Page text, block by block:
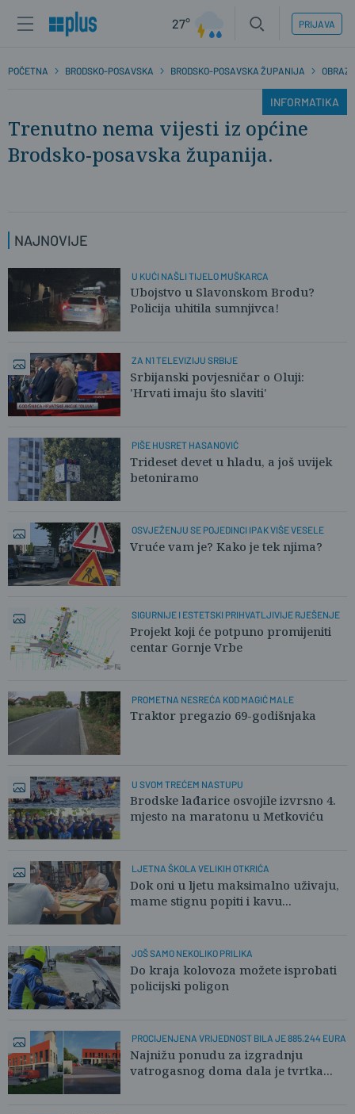
27° PRIJAVA
POČETNA BRODSKO-POSAVSKA BRODSKO-POSAVSKA ŽUPANIJA
INFORMATIKA
Trenutno nema vijesti iz općine
Brodsko-posavska županija.
NAJNOVIJE
U KUĆI NAŠLI TIJELO MUŠKARCA
Ubojstvo u Slavonskom Brodu?
Policija uhitila sumnjivca!
ZA N1 TELEVIZIJU SRBIJE
Srbijanski povjesničar o Oluji:
'Hrvati imaju što slaviti'
PIŠE HUSRET HASANOVIĆ
Trideset devet u hladu, a još uvijek
betoniramo
OSVJEŽENJU SE POJEDINCI IPAK VIŠE VESELE
Vruće vam je? Kako je tek njima?
SIGURNIJE I ESTETSKI PRIHVATLJIVIJE RJEŠENJE
Projekt koji će potpuno promijeniti
centar Gornje Vrbe
PROMETNA NESREĆA KOD MAGIĆ MALE
Traktor pregazio 69-godišnjaka
U SVOM TREĆEM NASTUPU
Brodske lađarice osvojile izvrsno 4.
mjesto na maratonu u Metkoviću
LJETNA ŠKOLA VELIKIH OTKRIĆA
Dok oni u ljetu maksimalno uživaju,
mame stignu popiti i kavu...
JOŠ SAMO NEKOLIKO PRILIKA
Do kraja kolovoza možete isprobati
policijski poligon
PROCIJENJENA VRIJEDNOST BILA JE 885.244 EURA
Najnižu ponudu za izgradnju
vatrogasnog doma dala je tvrtka...